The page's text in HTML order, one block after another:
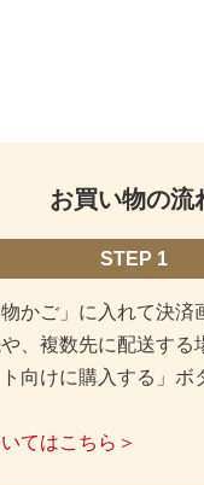
お買い物の流
STEP 1
かご」に入れて決済
、複数先に配送する
向けに購入する」ボ
てはこちら＞